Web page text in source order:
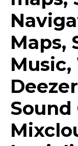
Maps,
Sound